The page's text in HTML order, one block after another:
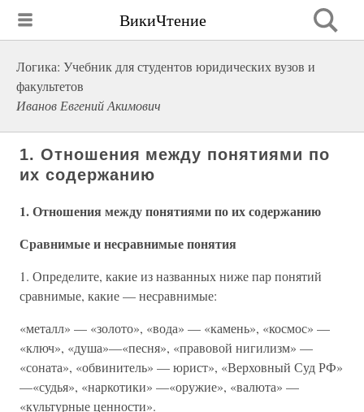
ВикиЧтение
Логика: Учебник для студентов юридических вузов и
факультетов
Иванов Евгений Акимович
1. Отношения между понятиями по
их содержанию
1. Отношения между понятиями по их содержанию
Сравнимые и несравнимые понятия
1. Определите, какие из названных ниже пар понятий
сравнимые, какие — несравнимые:
«металл» — «золото», «вода» — «камень», «космос» —
«ключ», «душа»—«песня», «правовой нигилизм» —
«соната», «обвинитель» — юрист», «Верховный Суд РФ»
—«судья», «наркотики» —«оружие», «валюта» —
«культурные ценности».